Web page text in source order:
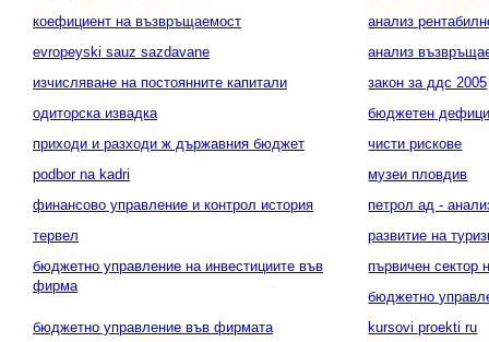
коефициент на възвръщаемост
анализ
evropeyski sauz sazdavane
анализ
изчисляване на постоянните капитали
закон за ддс 2005
одиторска извадка
бюджетен
приходи и разходи ж държавния бюджет
чисти рискове
podbor na kadri
музеи пловдив
финансово управление и контрол история
петрол ад -
тервел
развитие на
бюджетно управление на инвестициите във
фирма
първичен сектор
бюджетно
бюджетно управление във фирмата
kursovi proekti ru